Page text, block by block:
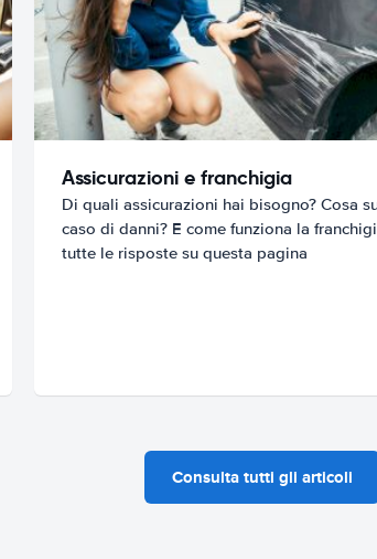
Assicurazioni e franchigia
Di quali assicurazioni hai bisogno? Cosa
caso di danni? E come funziona la
tutte le risposte su questa pagina
Consulta tutti gli articoli